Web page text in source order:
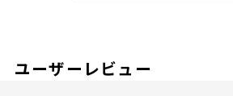
ユーザーレビュー